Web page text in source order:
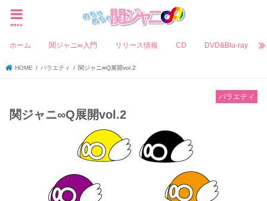
menu
ホーム 関ジャニ∞入門 リリース情報 CD DVD&Blu-ray
HOME バラエティ 関ジャニ∞Q展開vol.2
バラエティ
関ジャニ∞Q展開vol.2